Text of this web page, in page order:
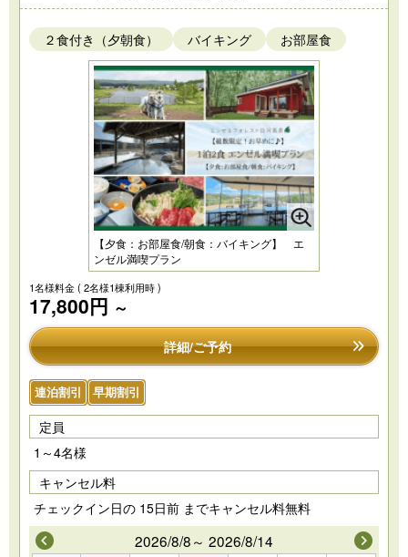
２食付き（夕朝食） バイキング お部屋食
【夕食：お部屋食/朝食：バイキング】 エ
ンゼル満喫プラン
1名様料金( 2名様1棟利用時 )
17,800円 ～
詳細/ご予約
連泊割引 早期割引
定員
1～4名様
キャンセル料
チェックイン日の 15日前 までキャンセル料無料
2026/8/8～ 2026/8/14